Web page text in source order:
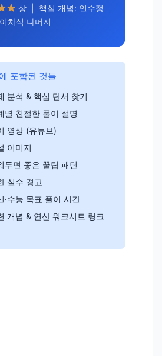
상 | 핵심 개념: 인수정
차식 나머지
포함된 것들
분석 & 핵심 단서 찾기
별 친절한 풀이 설명
영상 (유튜브)
이미지
두면 좋은 꿀팁 패턴
실수 경고
·수능 목표 풀이 시간
개념 & 연산 워크시트 링크